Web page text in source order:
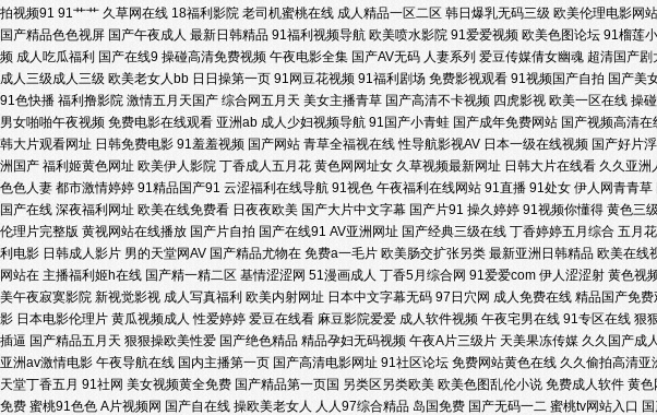
奸 91国产在线免费观看视频 美日欧韩一二三 91视屏免费网址 日韩中文亚洲丝袜综合 国产传媒在
堂色五月 福利社女上位 亚洲人妻ntr 激情文学怡春院 91经典视频观看 女同扣逼 91色情软件 男人
频网导航 91福利导航在线观看 狼人久久乐 91蝌蚪色情 欧美sss 91色图 日本阿V免费网站 99超碰
91国产熟女 久精品久久 91黑丝喷水在线观看 精品大香蕉伊人 91看片淫黄大片在看 欧美性爱日本
线免费 夜先锋av在线资源网 玖玖大香蕉老司机 91视频w 青青草porn www91超碰 五月婷婷香 黑丝
色官网 亚洲欧美变态 国外91视频在线观看 91高清福利 美日免费一级毛综合 91视频在线观看网 色
精品你我色 avttAV51 午夜剧场爱爱 精品福利人妻 91人妻爽 日韩综合在线精品 91免费观看cn 青青
不卡的AV网址 另类激情第一页 91网站入口 色色婷婷五月天日韩 久久精品视频网 91香蕉嫩草影
拍视频91 91艹艹 久草网在线 18福利影院 老司机蜜桃在线 成人精品一区二区 韩日爆乳无码三级 欧美伦理电影网站
国产精品色色视屏 国产午夜成人 最新日韩精品 91福利视频导航 欧美喷水影院 91爱爱视频 欧美色图论坛 91榴莲
频 成人吃瓜福利 国产在线9 操碰高清免费视频 午夜电影全集 国产AV无码 人妻系列 爱豆传媒倩女幽魂 超清国产剧
成人三级成人三级 欧美老女人bb 日日操第一页 91网豆花视频 91福利剧场 免费影视观看 91视频国产自拍 国产美
91色快播 福利撸影院 激情五月天国产 综合网五月天 美女主播青草 国产高清不卡视频 四虎影视 欧美一区在线 操
男女啪啪午夜视频 免费电影在线观看 亚洲ab 成人少妇视频导航 91国产小青蛙 国产成年免费网站 国产视频高清在
韩大片观看网址 日韩免费电影 91羞羞视频 国产网站 青草全福视在线 性导航影视AV 日本一级在线视频 国产好片
洲国产 福利姬黄色网址 欧美伊人影院 丁香成人五月花 黄色网网址女 久草视频最新网址 日韩大片在线看 久久亚洲
色色人妻 都市激情婷婷 91精品国产91 云涩福利在线导航 91视色 午夜福利在线网站 91直播 91处女 伊人网青青草
国产在线 深夜福利网址 欧美在线免费看 日夜夜欧美 国产大片中文字幕 国产片91 操久婷婷 91视频你懂得 黄色三
伦理片完整版 黄视网站在线播放 国产片自拍 国产在线91 AV亚洲网址 国产经典三级在线 丁香婷婷五月综合 五月
利电影 日韩成人影片 男的天堂网AV 国产精品尤物在 免费a一毛片 欧美肠交扩张另类 最新亚洲日韩精品 欧美在线
网站在 主播福利姬h在线 国产精一精二区 基情涩涩网 51漫画成人 丁香5月综合网 91爱爱com 伊人涩涩射 黄色视
美午夜寂寞影院 新视觉影视 成人写真福利 欧美内射网址 日本中文字幕无码 97日穴网 成人免费在线 精品国产免费
影 日本电影伦理片 黄瓜视频成人 性爱婷婷 爱豆在线看 麻豆影院爱爱 成人软件视频 午夜宅男在线 91专区在线 狠
插逼 国产精品五月天 狠狠操欧美性爱 国产绝色精品 精品孕妇无码视频 午夜A片三级片 天美果冻传媒 久久国产成
亚洲av激情电影 午夜导航在线 国内主播第一页 国产高清电影网址 91社区论坛 免费网站黄色在线 久久偷拍高清亚
天堂丁香五月 91社网 美女视频黄全免费 国产精品第一页国 另类区另类欧美 欧美色图乱伦小说 免费成人软件 黄色
免费 蜜桃91色色 A片视频网 国产自在线 操欧美老女人 人人97综合精品 岛国免费 国产无码一二 蜜桃tv网站入口